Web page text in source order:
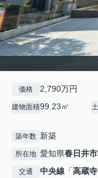
価格 2,790万円
建物面積99.23㎡
築年数 新築
所在地 愛知県春日井市
交通 中央線 「高蔵寺